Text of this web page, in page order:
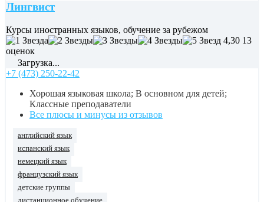
Лингвист
Курсы иностранных языков, обучение за рубежом
4,30 13
оценок
Загрузка...
+7 (473) 250-22-42
Хорошая языковая школа; В основном для детей;
Классные преподаватели
Все плюсы и минусы из отзывов
английский язык
испанский язык
немецкий язык
французский язык
детские группы
дистанционное обучение